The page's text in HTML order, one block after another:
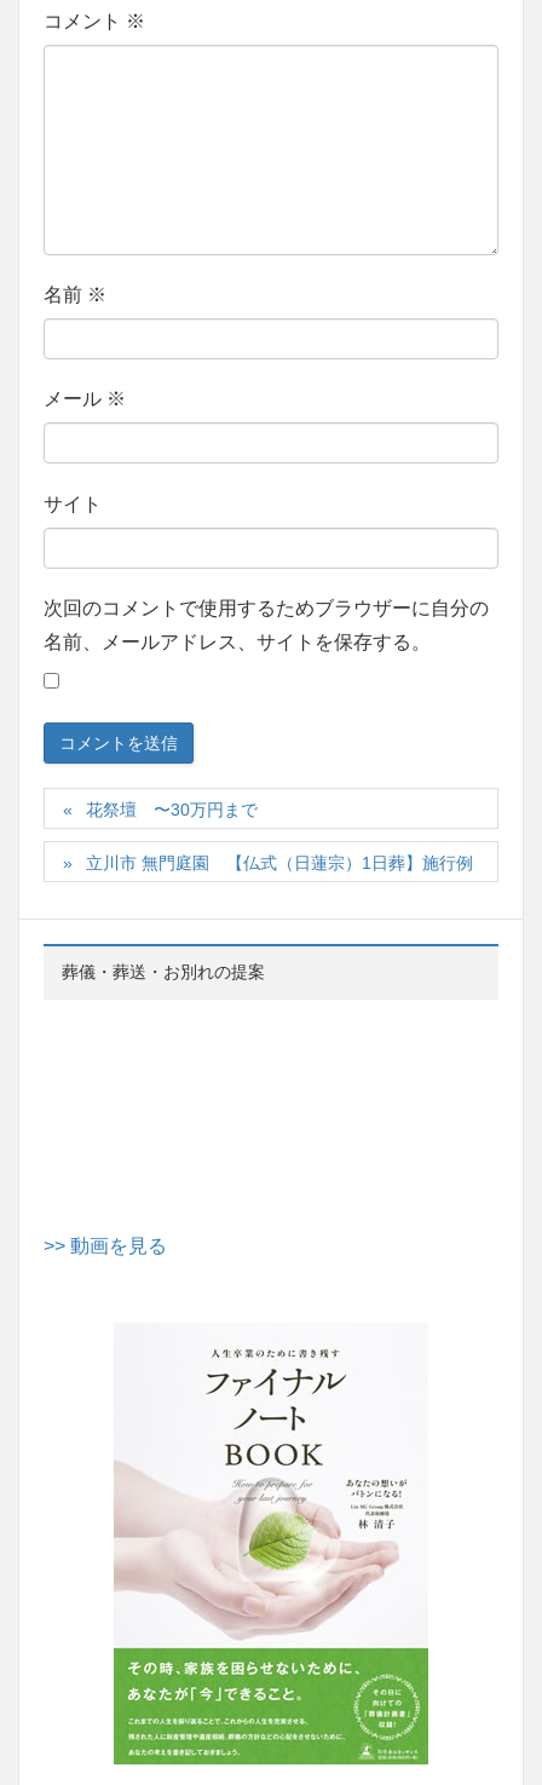
コメント ※
名前 ※
メール ※
サイト
次回のコメントで使用するためブラウザーに自分の
名前、メールアドレス、サイトを保存する。
花祭壇 〜30万円まで
立川市 無門庭園 【仏式（日蓮宗）1日葬】施行例
葬儀・葬送・お別れの提案
>> 動画を見る